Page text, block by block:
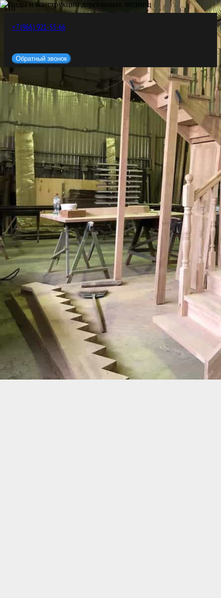
+7 (966) 921-55-66
Обратный звонок
ЛЕСТНИЦЫ НА ЗАКАЗ В СПБ
ИЗ ДЕРЕВА, МЕТАЛЛА,
БЕТОНА, СТЕКЛА
Деревянные лестницы
Лестницы из массива
Отделка лестницы деревом
Бетонные лестницы
Металлические лестницы
Стеклянные лестницы
Чугунные лестницы
+7 (812) 317-76-17
+7 (966) 921-55-66
Обратный звонок
mail@lotos-stair.ru
Copyright © 2026
Lotos: Изготовление лестниц в СПб